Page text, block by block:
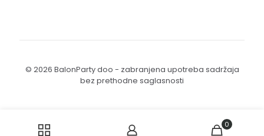
© 2026 BalonParty doo - zabranjena upotreba sadržaja
bez prethodne saglasnosti
0